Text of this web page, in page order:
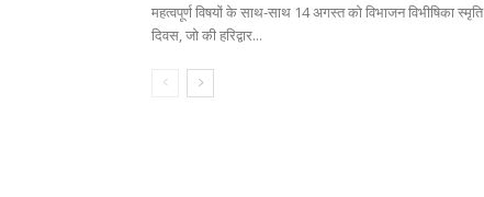
महत्वपूर्ण विषयों के साथ-साथ 14 अगस्त को विभाजन विभीषिका स्मृति
दिवस, जो की हरिद्वार...